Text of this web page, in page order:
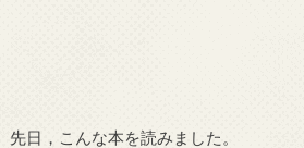
先日，こんな本を読みました。